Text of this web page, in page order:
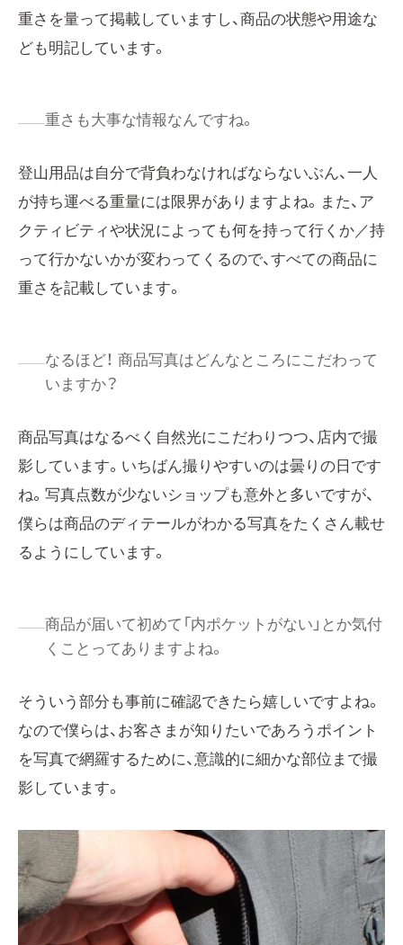
重さを量って掲載していますし、商品の状態や用途な
ども明記しています。
重さも大事な情報なんですね。
登山用品は自分で背負わなければならないぶん、一人
が持ち運べる重量には限界がありますよね。また、ア
クティビティや状況によっても何を持って行くか／持
って行かないかが変わってくるので、すべての商品に
重さを記載しています。
なるほど！ 商品写真はどんなところにこだわって
いますか？
商品写真はなるべく自然光にこだわりつつ、店内で撮
影しています。いちばん撮りやすいのは曇りの日です
ね。写真点数が少ないショップも意外と多いですが、
僕らは商品のディテールがわかる写真をたくさん載せ
るようにしています。
商品が届いて初めて「内ポケットがない」とか気付
くことってありますよね。
そういう部分も事前に確認できたら嬉しいですよね。
なので僕らは、お客さまが知りたいであろうポイント
を写真で網羅するために、意識的に細かな部位まで撮
影しています。